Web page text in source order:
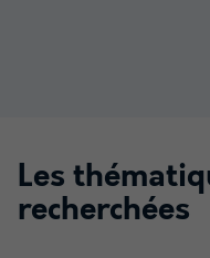
Les
recherchées